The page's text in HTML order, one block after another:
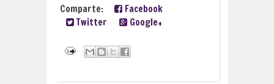
Comparte:
Facebook
Twitter
Google+